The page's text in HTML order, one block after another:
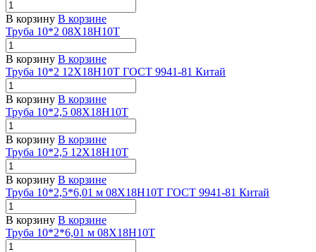
В корзину В корзине
Труба 10*2 08Х18Н10Т
В корзину В корзине
Труба 10*2 12Х18Н10Т ГОСТ 9941-81 Китай
В корзину В корзине
Труба 10*2,5 08Х18Н10Т
В корзину В корзине
Труба 10*2,5 12Х18Н10Т
В корзину В корзине
Труба 10*2,5*6,01 м 08Х18Н10Т ГОСТ 9941-81 Китай
В корзину В корзине
Труба 10*2*6,01 м 08Х18Н10Т